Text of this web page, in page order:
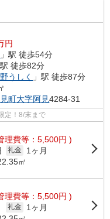
円
」駅 徒歩54分
駅 徒歩82分
うしく
」駅 徒歩87分
町大字阿見4284-31
定！8/末まで
理費等：5,500円 )
礼金
1ヶ月
㎡
理費等：5,500円 )
礼金
1ヶ月